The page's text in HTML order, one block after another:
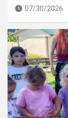
07/30/2026